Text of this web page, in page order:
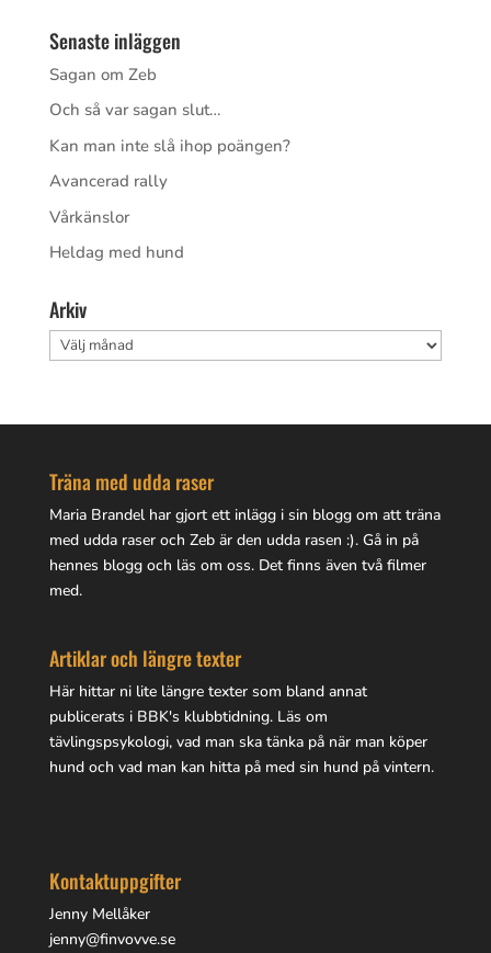
Senaste inläggen
Sagan om Zeb
Och så var sagan slut…
Kan man inte slå ihop poängen?
Avancerad rally
Vårkänslor
Heldag med hund
Arkiv
Arkiv
Träna med udda raser
Maria Brandel har gjort ett inlägg i sin bloggom att träna
med udda raser och Zeb är den udda rasen :). Gå in på
hennes bloggoch läs om oss. Det finns även två filmer
med.
Artiklar och längre texter
Här hittar ni lite längre textersom bland annat
publicerats i BBK's klubbtidning. Läs om
tävlingspsykologi, vad man ska tänka på när man köper
hund och vad man kan hitta på med sin hund på vintern.
Kontaktuppgifter
Jenny Mellåker
jenny@finvovve.se